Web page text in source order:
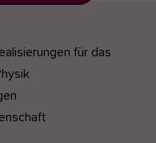
für das